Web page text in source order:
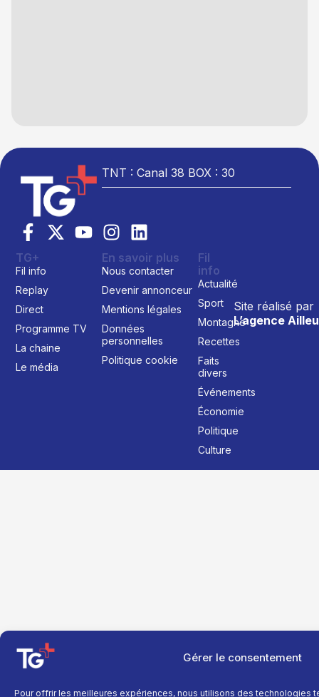
Gérer le consentement
Pour offrir les meilleures expériences, nous utilisons des technologies
TNT : Canal 38 BOX : 30
Site réalisé par
L’agence
TG+
Fil info
Replay
Direct
Programme TV
La chaine
Le média
En savoir plus
Nous contacter
Devenir annonceur
Mentions légales
Données
personnelles
Politique cookie
Fil
info
Actualité
Sport
Montagne
Recettes
Faits
divers
Événements
Économie
Politique
Culture